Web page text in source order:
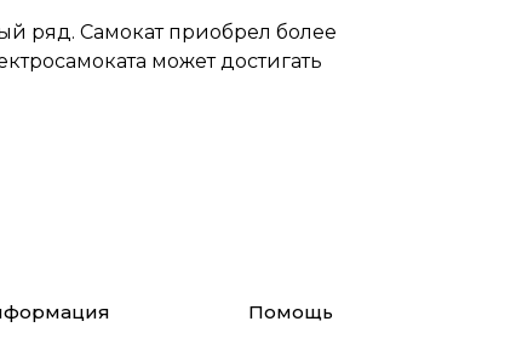
ряд. Самокат приобрел более
может достигать
Помощь